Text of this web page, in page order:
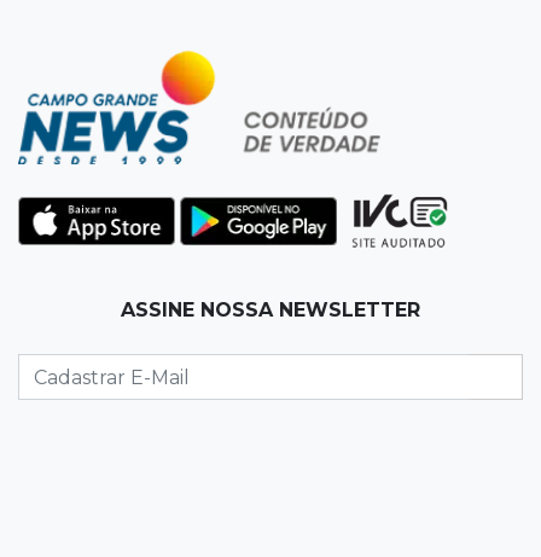
Operação Lívia
Discord é investigado por falha na proteção
de menores após morte de adolescente
MS chega a 25 cachaças registradas e amplia
número de produtores em 67%
Fraude eletrônica
transferências misteriosas
ASSINE NOSSA NEWSLETTER